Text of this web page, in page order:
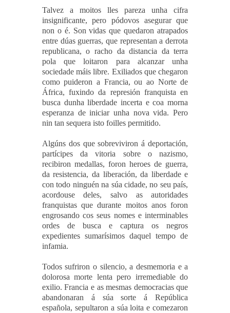
Talvez a moitos lles pareza unha cifra
insignificante, pero pódovos asegurar que
non o é. Son vidas que quedaron atrapados
entre dúas guerras, que representan a derrota
republicana, o racho da distancia da terra
pola que loitaron para alcanzar unha
sociedade máis libre. Exiliados que chegaron
como puideron a Francia, ou ao Norte de
África, fuxindo da represión franquista en
busca dunha liberdade incerta e coa morna
esperanza de iniciar unha nova vida. Pero
nin tan sequera isto foilles permitido.
Algúns dos que sobreviviron á deportación,
partícipes da vitoria sobre o nazismo,
recibiron medallas, foron heroes de guerra,
da resistencia, da liberación, da liberdade e
con todo ninguén na súa cidade, no seu país,
acordouse deles, salvo as autoridades
franquistas que durante moitos anos foron
engrosando cos seus nomes e interminables
ordes de busca e captura os negros
expedientes sumarísimos daquel tempo de
infamia.
Todos sufriron o silencio, a desmemoria e a
dolorosa morte lenta pero irremediable do
exilio. Francia e as mesmas democracias que
abandonaran á súa sorte á República
española, sepultaron a súa loita e comezaron